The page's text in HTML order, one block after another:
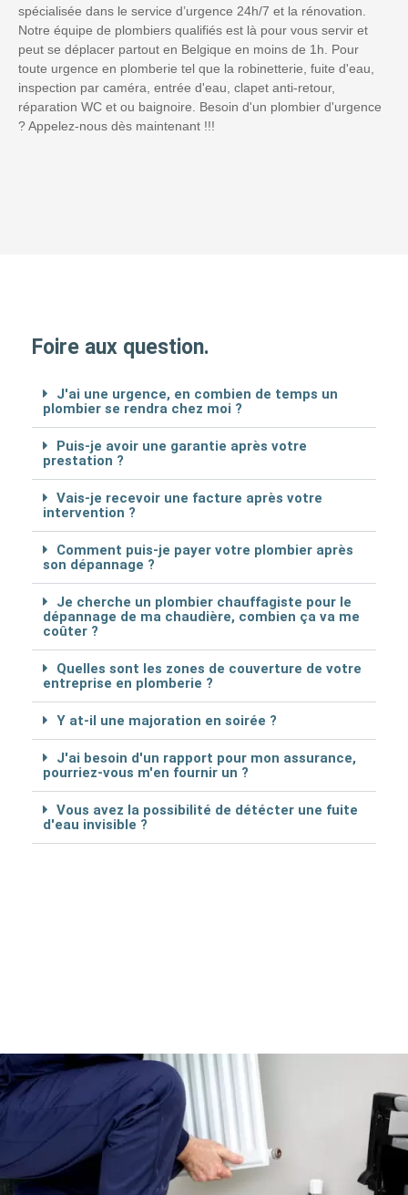
spécialisée dans le service d’urgence 24h/7 et la rénovation.
Notre équipe de plombiers qualifiés est là pour vous servir et
peut se déplacer partout en Belgique en moins de 1h. Pour
toute urgence en plomberie tel que la robinetterie, fuite d'eau,
inspection par caméra, entrée d'eau, clapet anti-retour,
réparation WC et ou baignoire. Besoin d'un plombier d'urgence
? Appelez-nous dès maintenant !!!
Foire aux question.
J'ai une urgence, en combien de temps un
plombier se rendra chez moi ?
Puis-je avoir une garantie après votre
prestation ?
Vais-je recevoir une facture après votre
intervention ?
Comment puis-je payer votre plombier après
son dépannage ?
Je cherche un plombier chauffagiste pour le
dépannage de ma chaudière, combien ça va me
coûter ?
Quelles sont les zones de couverture de votre
entreprise en plomberie ?
Y at-il une majoration en soirée ?
J'ai besoin d'un rapport pour mon assurance,
pourriez-vous m'en fournir un ?
Vous avez la possibilité de détécter une fuite
d'eau invisible ?